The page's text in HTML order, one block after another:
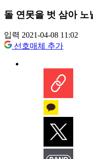
돌 연못을 벗 삼아 노
입력 2021-04-08 11:02
선호매체 추가